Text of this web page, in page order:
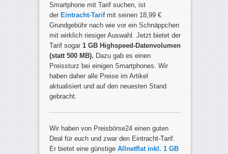
Smartphone mit Tarif suchen, ist
der Eintracht-Tarif mit seinen 18,99 €
Grundgebühr nach wie vor ein Schnäppchen
mit wirklich riesiger Auswahl. Jetzt bietet der
Tarif sogar 1 GB Highspeed-Datenvolumen
(statt 500 MB). Dazu gab es einen
Preissturz bei einigen Smartphones. Wir
haben daher alle Preise im Artikel
aktualisiert und auf den neuesten Stand
gebracht.
Wir haben von Preisbörse24 einen guten
Deal für euch und zwar den Eintracht-Tarif.
Er bietet eine günstige Allnetflat inkl. 1 GB